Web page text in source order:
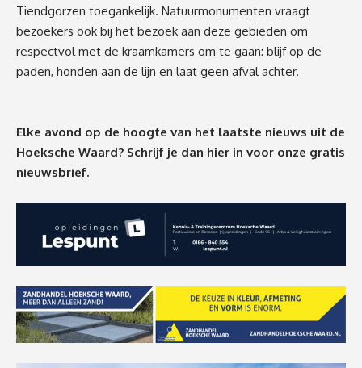
Tiendgorzen toegankelijk. Natuurmonumenten vraagt
bezoekers ook bij het bezoek aan deze gebieden om
respectvol met de kraamkamers om te gaan: blijf op de
paden, honden aan de lijn en laat geen afval achter.
Elke avond op de hoogte van het laatste nieuws uit de
Hoeksche Waard? Schrijf je dan hier in voor onze gratis
nieuwsbrief.